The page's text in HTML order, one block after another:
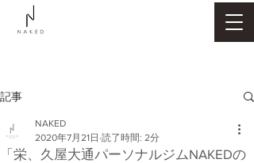
記事
「栄、久屋大通パーソナルジムNAKEDの
NAKED
2020年7月21日 読了時間: 2分